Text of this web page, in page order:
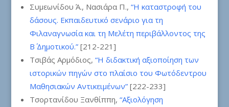
Συμεωνίδου Ά., Νασιάρα Π., “Η καταστροφή του
δάσους. Εκπαιδευτικό σενάριο για τη
Φιλαναγνωσία και τη Μελέτη περιβάλλοντος της
Β΄ Δημοτικού.”[212-221]
Τσιβάς Αρμόδιος, “Η διδακτική αξιοποίηση των
ιστορικών πηγών στο πλαίσιο του Φωτόδεντρου
Μαθησιακών Αντικειμένων”[222-233]
Τσορτανίδου Ξανθίππη, “Αξιολόγηση